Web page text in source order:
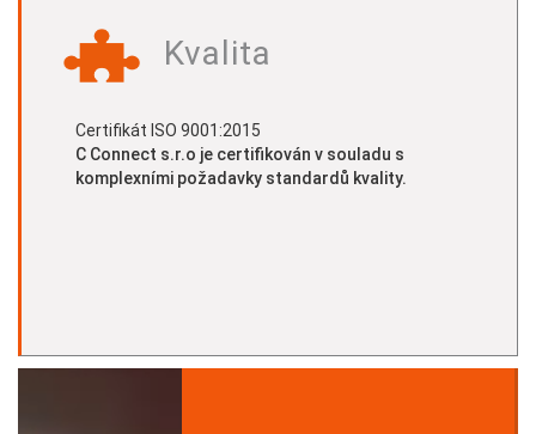
Kvalita
Certifikát ISO 9001:2015
C Connect s.r.o je certifikován v souladu s
komplexními požadavky standardů kvality.